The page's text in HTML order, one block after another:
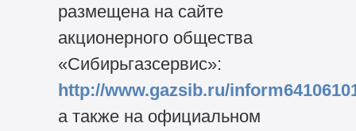
размещена на сайте
акционерного общества
«Сибирьгазсервис»:
http://www.gazsib.ru/
а также на официальном